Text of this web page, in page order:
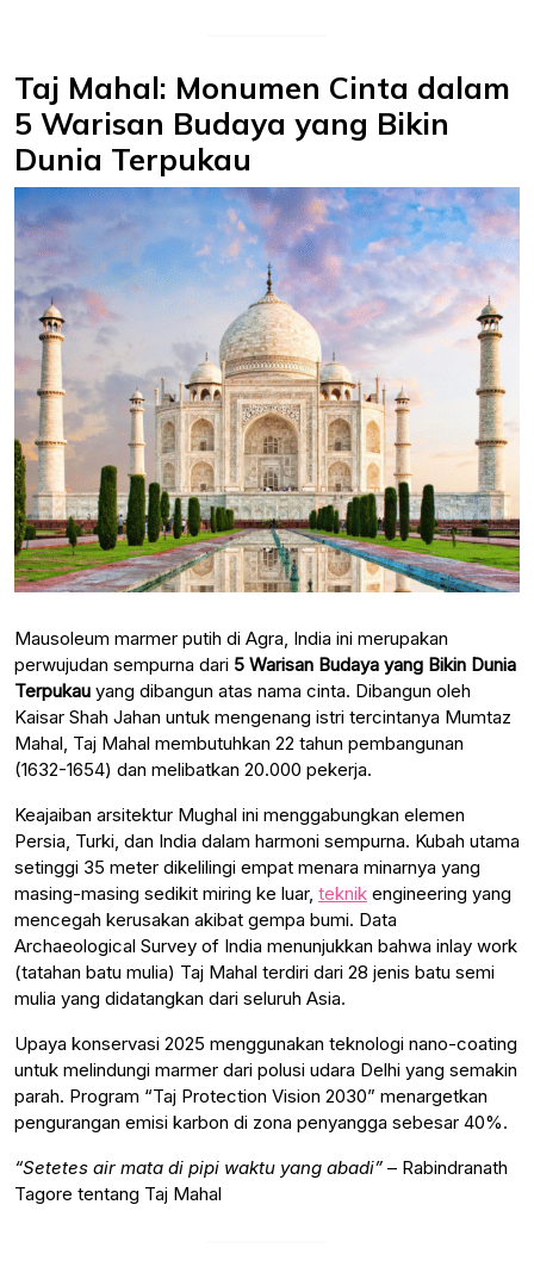
Taj Mahal: Monumen Cinta dalam
5 Warisan Budaya yang Bikin
Dunia Terpukau
Mausoleum marmer putih di Agra, India ini merupakan
perwujudan sempurna dari 5 Warisan Budaya yang Bikin Dunia
Terpukau yang dibangun atas nama cinta. Dibangun oleh
Kaisar Shah Jahan untuk mengenang istri tercintanya Mumtaz
Mahal, Taj Mahal membutuhkan 22 tahun pembangunan
(1632-1654) dan melibatkan 20.000 pekerja.
Keajaiban arsitektur Mughal ini menggabungkan elemen
Persia, Turki, dan India dalam harmoni sempurna. Kubah utama
setinggi 35 meter dikelilingi empat menara minarnya yang
masing-masing sedikit miring ke luar, teknik engineering yang
mencegah kerusakan akibat gempa bumi. Data
Archaeological Survey of India menunjukkan bahwa inlay work
(tatahan batu mulia) Taj Mahal terdiri dari 28 jenis batu semi
mulia yang didatangkan dari seluruh Asia.
Upaya konservasi 2025 menggunakan teknologi nano-coating
untuk melindungi marmer dari polusi udara Delhi yang semakin
parah. Program “Taj Protection Vision 2030” menargetkan
pengurangan emisi karbon di zona penyangga sebesar 40%.
“Setetes air mata di pipi waktu yang abadi” – Rabindranath
Tagore tentang Taj Mahal